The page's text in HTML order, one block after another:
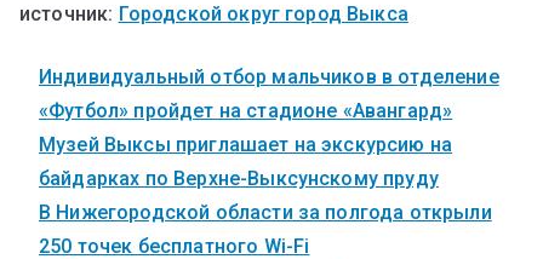
источник: Городской округ город Выкса
Индивидуальный отбор мальчиков в отделение
«Футбол» пройдет на стадионе «Авангард»
Музей Выксы приглашает на экскурсию на
байдарках по Верхне-Выксунскому пруду
В Нижегородской области за полгода открыли
250 точек бесплатного Wi-Fi